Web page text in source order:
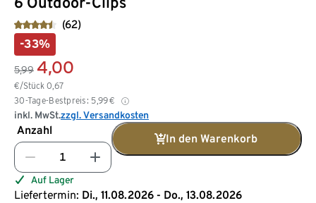
(62)
-33%
5,99 4,00
€/Stück 0,67
30-Tage-Bestpreis: 5,99€
inkl. MwSt.zzgl. Versandkosten
Anzahl
In den Warenkorb
Auf Lager
Liefertermin: Di., 11.08.2026 - Do., 13.08.2026